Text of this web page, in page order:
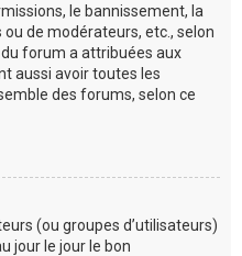
le bannissement, la
de modérateurs, etc., selon
forum a attribuées aux
aussi avoir toutes les
des forums, selon ce
(ou groupes d’utilisateurs)
jour le jour le bon